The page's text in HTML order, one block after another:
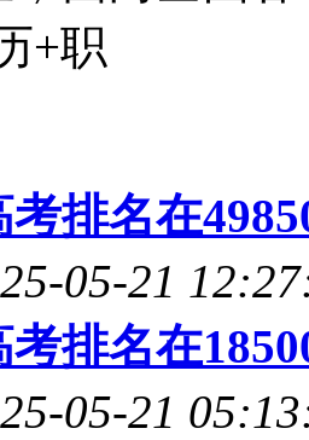
+职
考排名在
05-21
考排名在
05-21